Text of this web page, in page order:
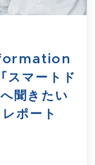
マートド
聞きたい
ポート